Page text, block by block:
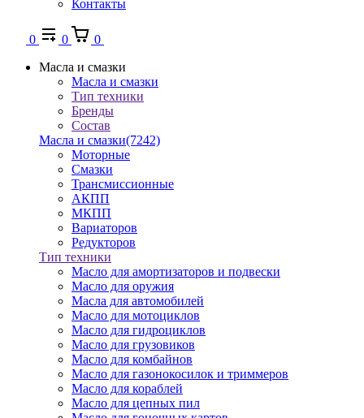
Контакты
0 0
0
Масла и смазки
Масла и смазки
Тип техники
Бренды
Состав
Масла и смазки(7242)
Моторные
Смазки
Трансмиссионные
АКПП
МКПП
Вариаторов
Редукторов
Тип техники
Масло для амортизаторов и подвески
Масло для оружия
Масла для автомобилей
Масло для мотоциклов
Масло для гидроциклов
Масло для грузовиков
Масло для комбайнов
Масло для газонокосилок и триммеров
Масло для кораблей
Масло для цепных пил